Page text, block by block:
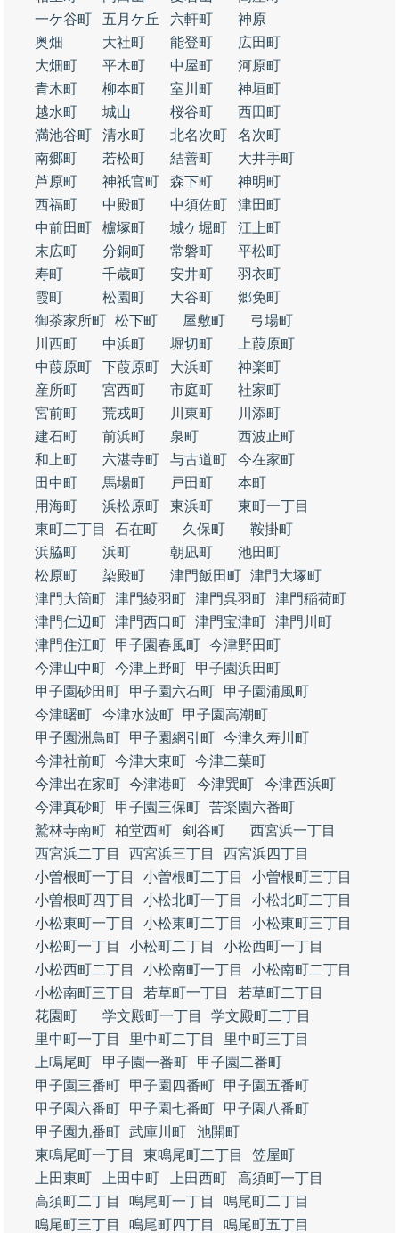
一ケ谷町
五月ケ丘 六軒町
神原
奥畑
大社町 能登町
広田町
大畑町
平木町 中屋町
河原町
青木町
柳本町 室川町
神垣町
越水町
城山 桜谷町
西田町
満池谷町
清水町 北名次町
名次町
南郷町
若松町 結善町
大井手町
芦原町
神祇官町 森下町
神明町
西福町
中殿町 中須佐町
津田町
中前田町
櫨塚町 城ケ堀町
江上町
末広町
分銅町 常磐町
平松町
寿町
千歳町 安井町
羽衣町
霞町
松園町 大谷町
郷免町
御茶家所町 松下町 屋敷町
弓場町
川西町
中浜町 堀切町
上葭原町
中葭原町
下葭原町 大浜町
神楽町
産所町
宮西町 市庭町
社家町
宮前町
荒戎町 川東町
川添町
建石町
前浜町 泉町
西波止町
和上町
六湛寺町 与古道町
今在家町
田中町
馬場町 戸田町
本町
用海町
浜松原町 東浜町
東町一丁目
東町二丁目
石在町 久保町
鞍掛町
浜脇町
浜町 朝凪町
池田町
松原町
染殿町 津門飯田町 津門大塚町
津門大箇町 津門綾羽町 津門呉羽町 津門稲荷町
津門仁辺町 津門西口町 津門宝津町 津門川町
津門住江町
甲子園春風町 今津野田町
今津山中町 今津上野町
甲子園浜田町
甲子園砂田町
甲子園六石町
甲子園浦風町
今津曙町
今津水波町
甲子園高潮町
甲子園洲鳥町
甲子園網引町 今津久寿川町
今津社前町 今津大東町 今津二葉町
今津出在家町 今津港町 今津巽町
今津西浜町
今津真砂町
甲子園三保町 苦楽園六番町
鷲林寺南町 柏堂西町 剣谷町
西宮浜一丁目
西宮浜二丁目
西宮浜三丁目
西宮浜四丁目
小曽根町一丁目
小曽根町二丁目
小曽根町三丁目
小曽根町四丁目
小松北町一丁目
小松北町二丁目
小松東町一丁目
小松東町二丁目
小松東町三丁目
小松町一丁目
小松町二丁目
小松西町一丁目
小松西町二丁目
小松南町一丁目
小松南町二丁目
小松南町三丁目
若草町一丁目
若草町二丁目
花園町
学文殿町一丁目
学文殿町二丁目
里中町一丁目
里中町二丁目
里中町三丁目
上鳴尾町
甲子園一番町
甲子園二番町
甲子園三番町
甲子園四番町
甲子園五番町
甲子園六番町
甲子園七番町
甲子園八番町
甲子園九番町 武庫川町
池開町
東鳴尾町一丁目
東鳴尾町二丁目
笠屋町
上田東町
上田中町 上田西町
高須町一丁目
高須町二丁目
鳴尾町一丁目
鳴尾町二丁目
鳴尾町三丁目
鳴尾町四丁目
鳴尾町五丁目